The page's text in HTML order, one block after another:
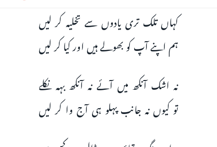
کہاں تلک تری یادوں سے تخلیہ کر لیں
ہم اپنے آپ کو بھولے ہیں اور کیا کر لیں
نہ اشک آنکھ میں آئے نہ آنکھ بہہ نکلے
تو کیوں نہ جانب پہلو ہی آج وا کر لیں